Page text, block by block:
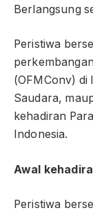
Berlangsung
Peristiwa
(OFMConv) di
Saudara,
kehadiran
Indonesia.
Awal
Peristiwa